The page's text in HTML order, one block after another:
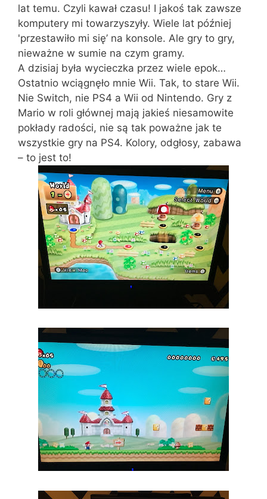
lat temu. Czyli kawał czasu! I jakoś tak zawsze
komputery mi towarzyszyły. Wiele lat później
'przestawiło mi się’ na konsole. Ale gry to gry,
nieważne w sumie na czym gramy.
A dzisiaj była wycieczka przez wiele epok…
Ostatnio wciągnęło mnie Wii. Tak, to stare Wii.
Nie Switch, nie PS4 a Wii od Nintendo. Gry z
Mario w roli głównej mają jakieś niesamowite
pokłady radości, nie są tak poważne jak te
wszystkie gry na PS4. Kolory, odgłosy, zabawa
– to jest to!